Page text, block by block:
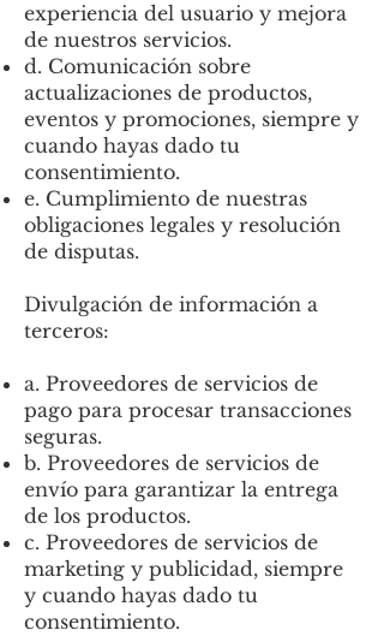
experiencia del usuario y mejora
de nuestros servicios.
d. Comunicación sobre
actualizaciones de productos,
eventos y promociones, siempre y
cuando hayas dado tu
consentimiento.
e. Cumplimiento de nuestras
obligaciones legales y resolución
de disputas.
Divulgación de información a
terceros:
a. Proveedores de servicios de
pago para procesar transacciones
seguras.
b. Proveedores de servicios de
envío para garantizar la entrega
de los productos.
c. Proveedores de servicios de
marketing y publicidad, siempre
y cuando hayas dado tu
consentimiento.